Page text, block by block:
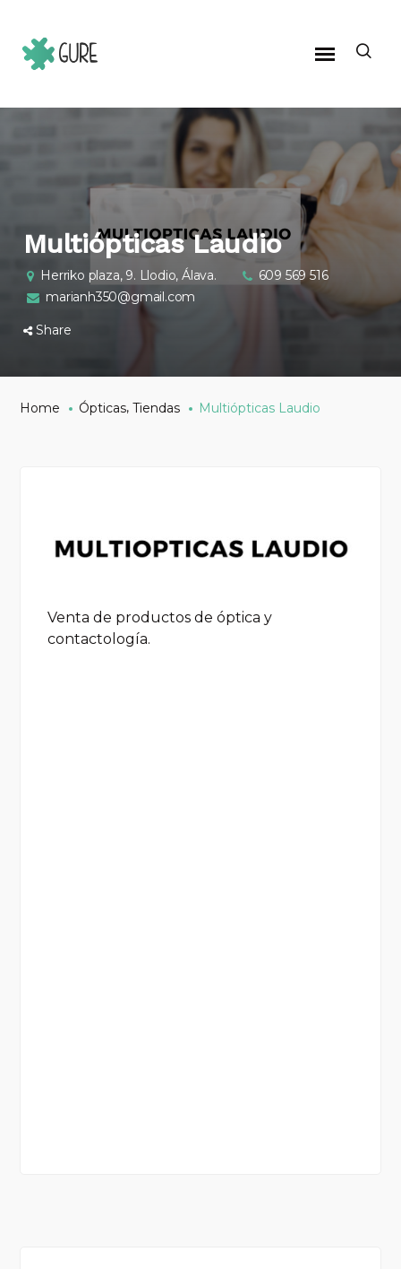
Multiópticas Laudio
Herriko plaza, 9. Llodio, Álava.
609 569 516
marianh350@gmail.com
Share
Home Ópticas,Tiendas Multiópticas Laudio
Venta de productos de óptica y
contactología.